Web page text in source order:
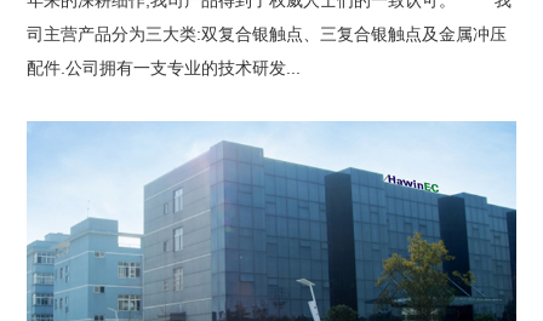
司主营产品分为三大类:双复合银触点、三复合银触点及金属冲压
配件.公司拥有一支专业的技术研发...